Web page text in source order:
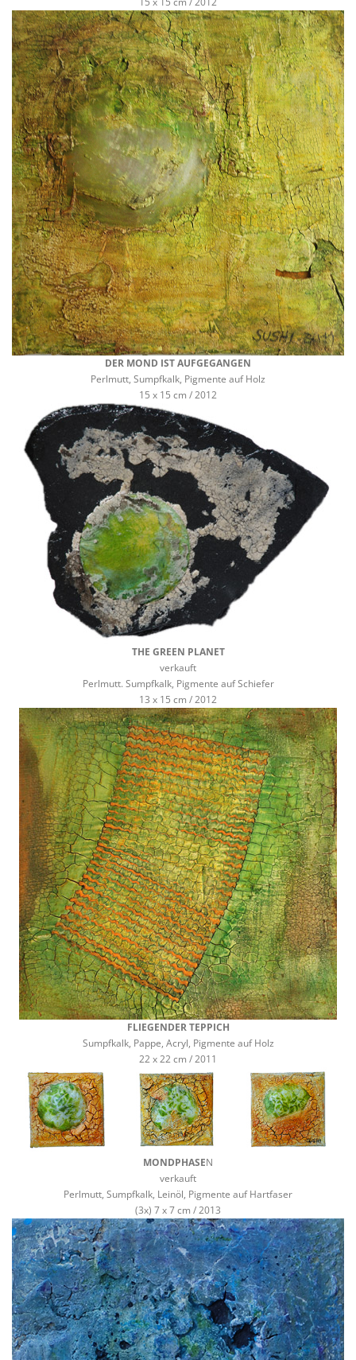
DER MOND IST AUFGEGANGEN
Perlmutt, Sumpfkalk, Pigmente auf Holz
15 x 15 cm / 2012
THE GREEN PLANET
verkauft
Perlmutt. Sumpfkalk, Pigmente auf Schiefer
13 x 15 cm / 2012
FLIEGENDER TEPPICH
Sumpfkalk, Pappe, Acryl, Pigmente auf Holz
22 x 22 cm / 2011
MONDPHASEN
verkauft
Perlmutt, Sumpfkalk, Leinöl, Pigmente auf Hartfaser
(3x) 7 x 7 cm / 2013